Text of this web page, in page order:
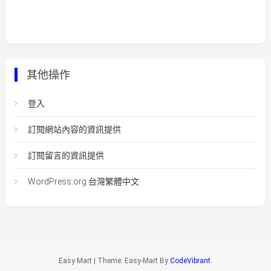
其他操作
登入
訂閱網站內容的資訊提供
訂閱留言的資訊提供
WordPress.org 台灣繁體中文
Easy Mart Theme: Easy-Mart By CodeVibrant.